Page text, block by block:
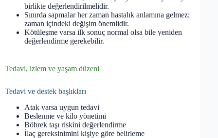
birlikte değerlendirilmelidir.
Sınırda sapmalar her zaman hastalık anlamına gelmez;
zaman içindeki değişim önemlidir.
Kötüleşme varsa ilk sonuç normal olsa bile yeniden
değerlendirme gerekebilir.
Tedavi, izlem ve yaşam düzeni
Tedavi ve destek başlıkları
Atak varsa uygun tedavi
Beslenme ve kilo yönetimi
Böbrek taşı riskini değerlendirme
İlaç gereksinimini kişiye göre belirleme